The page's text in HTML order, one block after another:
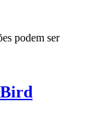
podem ser